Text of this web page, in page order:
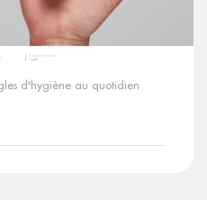
d'hygiène au quotidien